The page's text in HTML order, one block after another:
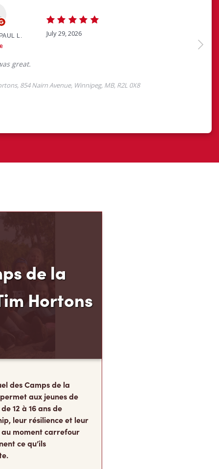
Hortons
des Camps de la